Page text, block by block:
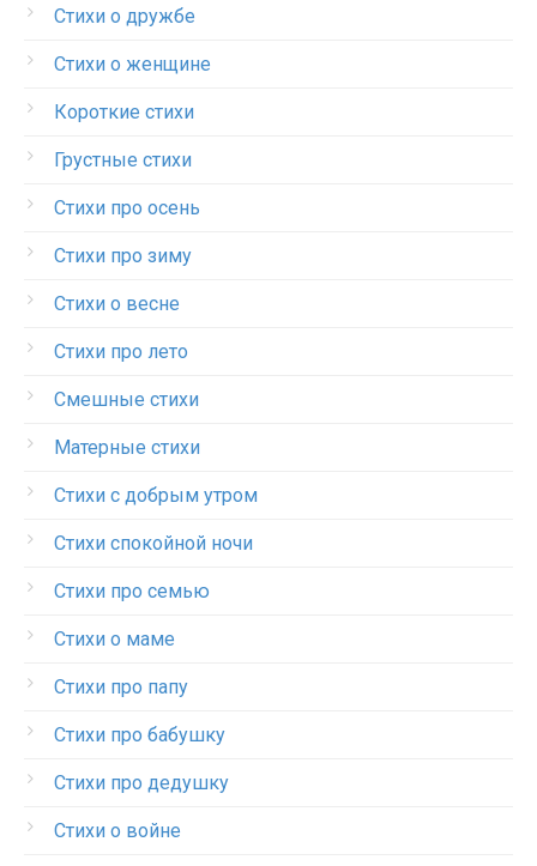
Стихи о дружбе
Стихи о женщине
Короткие стихи
Грустные стихи
Стихи про осень
Стихи про зиму
Стихи о весне
Стихи про лето
Смешные стихи
Матерные стихи
Стихи с добрым утром
Стихи спокойной ночи
Стихи про семью
Стихи о маме
Стихи про папу
Стихи про бабушку
Стихи про дедушку
Стихи о войне